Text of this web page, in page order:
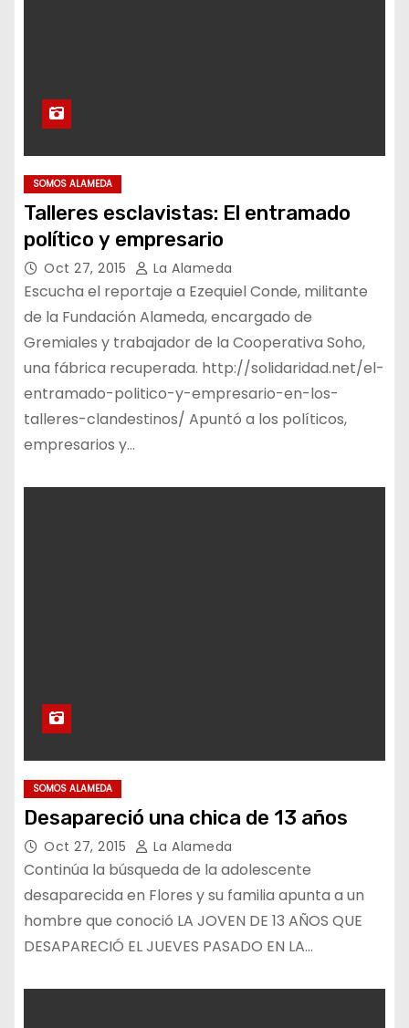
SOMOS ALAMEDA
Talleres esclavistas: El entramado
político y empresario
Oct 27, 2015 La Alameda
Escucha el reportaje a Ezequiel Conde, militante
de la Fundación Alameda, encargado de
Gremiales y trabajador de la Cooperativa Soho,
una fábrica recuperada. http://solidaridad.net/el-
entramado-politico-y-empresario-en-los-
talleres-clandestinos/ Apuntó a los políticos,
empresarios y…
SOMOS ALAMEDA
Desapareció una chica de 13 años
Oct 27, 2015 La Alameda
Continúa la búsqueda de la adolescente
desaparecida en Flores y su familia apunta a un
hombre que conoció LA JOVEN DE 13 AÑOS QUE
DESAPARECIÓ EL JUEVES PASADO EN LA…